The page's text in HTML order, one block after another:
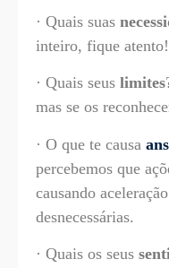
· Quais suas
inteiro, fique atento!
· Quais seus limites
mas se os
· O que te causa
percebemos que
causando
desnecessárias.
· Quais os seus